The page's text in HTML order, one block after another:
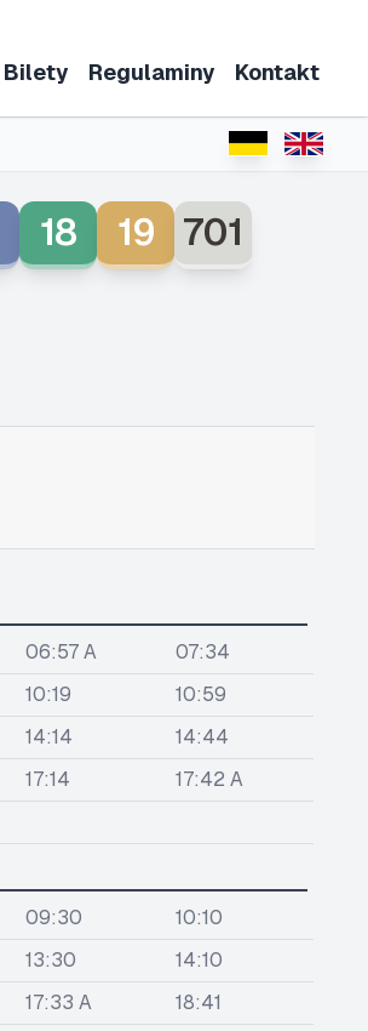
Bilety Regulaminy Kontakt
18 19 701
06:57 A
07:34
10:19
10:59
14:14
14:44
17:14
17:42 A
09:30
10:10
13:30
14:10
17:33 A
18:41